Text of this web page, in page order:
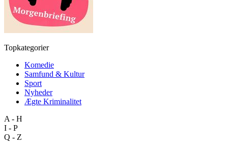
Topkategorier
Komedie
Samfund & Kultur
Sport
Nyheder
Ægte Kriminalitet
A - H
I - P
Q - Z